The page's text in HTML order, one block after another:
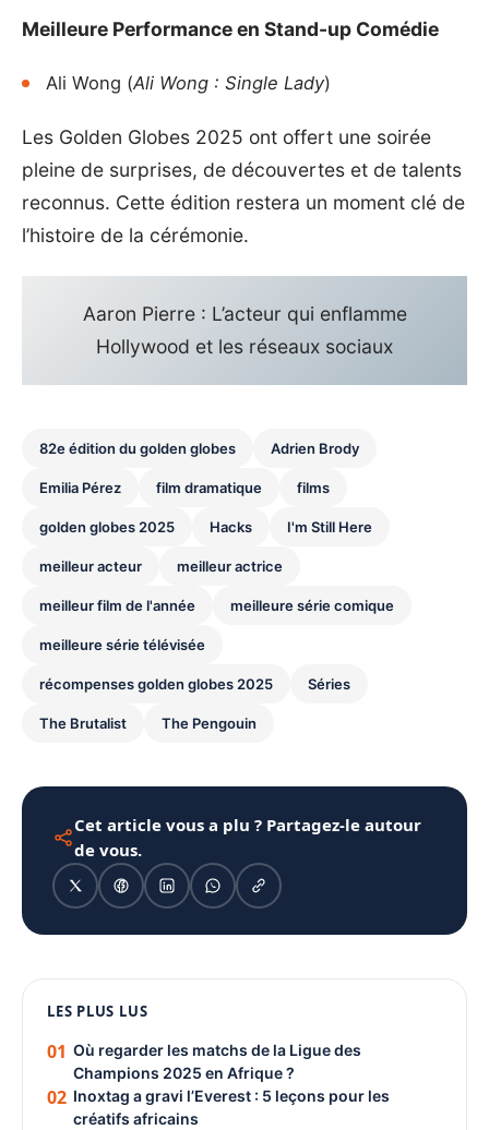
Meilleure Performance en Stand-up Comédie
Ali Wong (Ali Wong : Single Lady)
Les Golden Globes 2025 ont offert une soirée
pleine de surprises, de découvertes et de talents
reconnus. Cette édition restera un moment clé de
l’histoire de la cérémonie.
Aaron Pierre : L’acteur qui enflamme
Hollywood et les réseaux sociaux
82e édition du golden globes Adrien Brody
Emilia Pérez film dramatique films
golden globes 2025 Hacks I'm Still Here
meilleur acteur meilleur actrice
meilleur film de l'année meilleure série comique
meilleure série télévisée
récompenses golden globes 2025 Séries
The Brutalist The Pengouin
Cet article vous a plu ? Partagez-le autour
de vous.
PUBLICITÉ
LES PLUS LUS
01 Où regarder les matchs de la Ligue des
Champions 2025 en Afrique ?
02 Inoxtag a gravi l’Everest : 5 leçons pour les
créatifs africains